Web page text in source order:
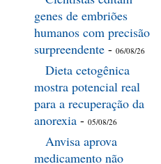
genes de embriões
humanos com precisão
surpreendente - 06/08/26
Dieta cetogênica
mostra potencial real
para a recuperação da
anorexia - 05/08/26
Anvisa aprova
medicamento não